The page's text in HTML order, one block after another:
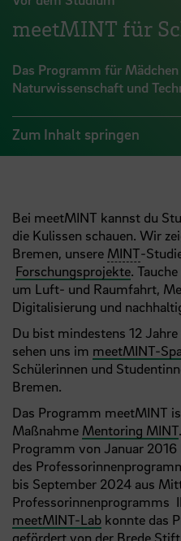
meetMINT für
Das Programm für
Naturwissenschaft und
Zum Inhalt springen
Bei meetMINT kannst du
die Kulissen schauen. Wir
Bremen, unsere MINT-
Forschungsprojekte.
um Luft- und Raumfahrt,
Digitalisierung und
Du bist mindestens 12
sehen uns im meetMINT-
Schülerinnen und
Bremen.
Das Programm meetMINT
Maßnahme Mentoring MINT
Programm von Januar
des
bis September 2024 aus
Professorinnenprogramms
meetMINT-Lab konnte das
gefördert von der Brede